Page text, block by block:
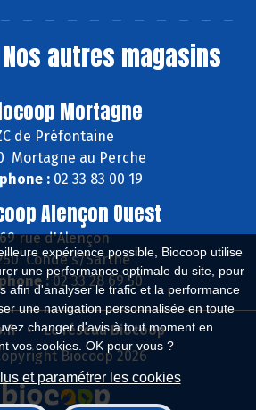
expérience possible, Biocoop utilise
une performance optimale du site, pour
afin d'analyser le trafic et la performance
une navigation personnalisée en toute
changer d'avis à tout moment en
vos cookies. OK pour vous ?
et paramétrer les cookies
Nos autres magasins
Mortagne
de Préfontaine
Mortagne au Perche
:02 33 83 00 19
Alençon Ouest
69 rue d'Alençon
Condé s/Sarthe
: 02 33 28 69 50
Le réseau Biocoop
Biocoop 2026